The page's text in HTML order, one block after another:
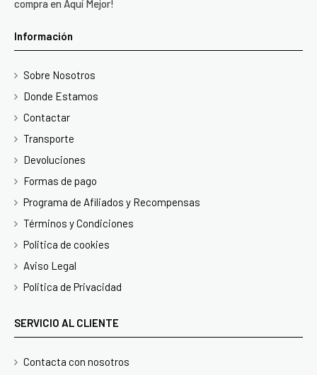
compra en Aquí Mejor!
Información
Sobre Nosotros
Donde Estamos
Contactar
Transporte
Devoluciones
Formas de pago
Programa de Afiliados y Recompensas
Términos y Condiciones
Politica de cookies
Aviso Legal
Politica de Privacidad
SERVICIO AL CLIENTE
Contacta con nosotros